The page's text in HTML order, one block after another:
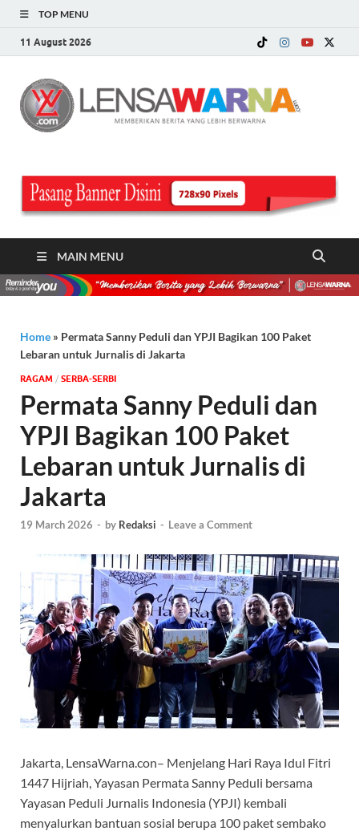
TOP MENU
11 August 2026
MAIN MENU
Home » Permata Sanny Peduli dan YPJI Bagikan 100 Paket
Lebaran untuk Jurnalis di Jakarta
‎RAGAM / SERBA-SERBI
Permata Sanny Peduli dan
YPJI Bagikan 100 Paket
Lebaran untuk Jurnalis di
Jakarta
19 March 2026 - by Redaksi - Leave a Comment
Jakarta, LensaWarna.con– Menjelang Hari Raya Idul Fitri
1447 Hijriah, Yayasan Permata Sanny Peduli bersama
Yayasan Peduli Jurnalis Indonesia (YPJI) kembali
menyalurkan bantuan sosial berupa 100 paket sembako